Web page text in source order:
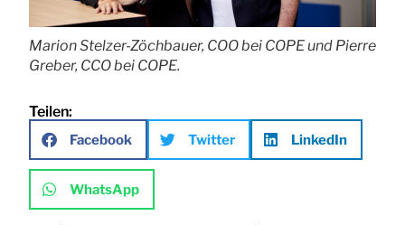
Marion Stelzer-Zöchbauer, COO bei COPE und Pierre
Greber, CCO bei COPE.
Teilen:
Facebook Twitter LinkedIn
WhatsApp